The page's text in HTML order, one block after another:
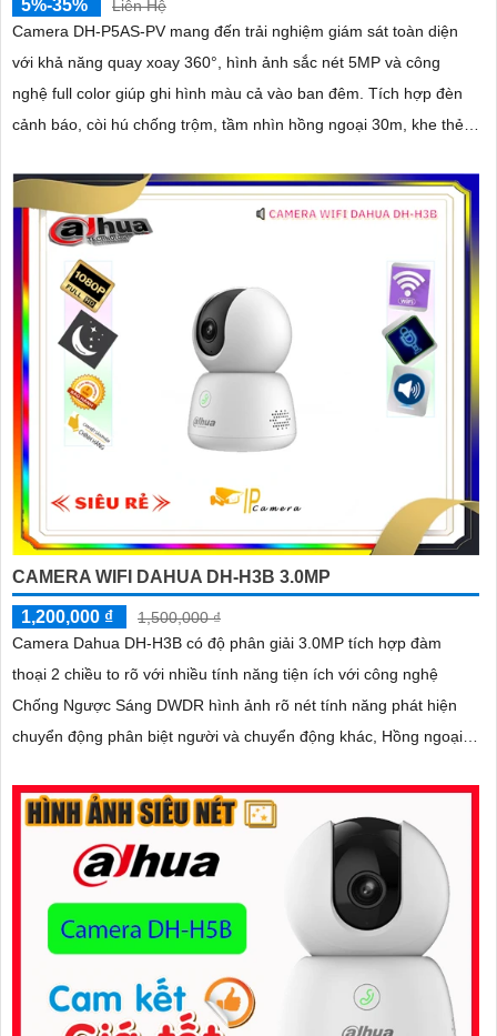
5%-35%
Liên Hệ
Camera DH-P5AS-PV mang đến trải nghiệm giám sát toàn diện
với khả năng quay xoay 360°, hình ảnh sắc nét 5MP và công
nghệ full color giúp ghi hình màu cả vào ban đêm. Tích hợp đèn
cảnh báo, còi hú chống trộm, tầm nhìn hồng ngoại 30m, khe thẻ
ổn định trong mọi điều kiện
CAMERA WIFI DAHUA DH-H3B 3.0MP
1,200,000 ₫
1,500,000 ₫
Camera Dahua DH-H3B có độ phân giải 3.0MP tích hợp đàm
thoại 2 chiều to rõ với nhiều tính năng tiện ích với công nghệ
Chống Ngược Sáng DWDR hình ảnh rõ nét tính năng phát hiện
chuyển động phân biệt người và chuyển động khác, Hồng ngoại